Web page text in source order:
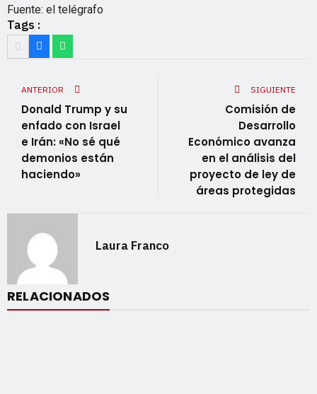
Fuente: el telégrafo
Tags :
ANTERIOR
Donald Trump y su
enfado con Israel
e Irán: «No sé qué
demonios están
haciendo»
SIGUIENTE
Comisión de
Desarrollo
Económico avanza
en el análisis del
proyecto de ley de
áreas protegidas
Laura Franco
RELACIONADOS